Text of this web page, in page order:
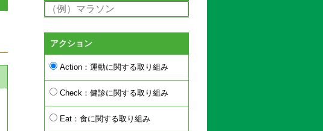
アクション
Action：運動に関する取り組み
Check：健診に関する取り組み
Eat：食に関する取り組み